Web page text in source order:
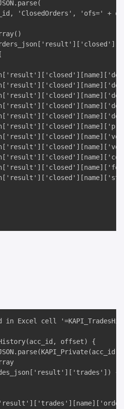
'ClosedOrders', 'ofs=' +
in Excel cell
offset) {
{